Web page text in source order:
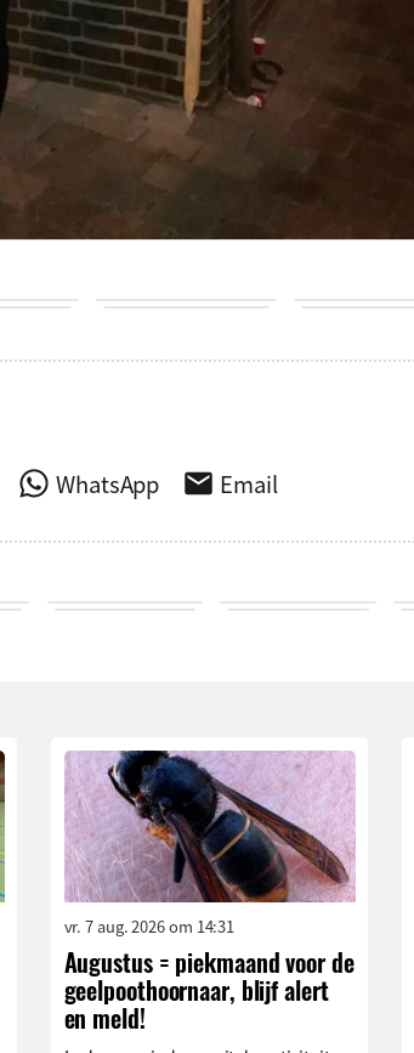
WhatsApp Email
vr. 7 aug. 2026 om 14:31
Augustus = piekmaand voor de
geelpoothoornaar, blijf alert
en meld!